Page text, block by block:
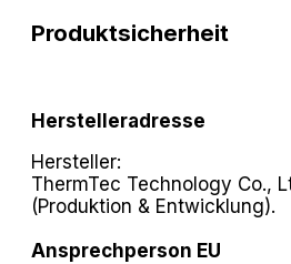
Produktsicherheit
Herstelleradresse
Hersteller:
ThermTec Technology Co.,
(Produktion & Entwicklung).
Ansprechperson EU